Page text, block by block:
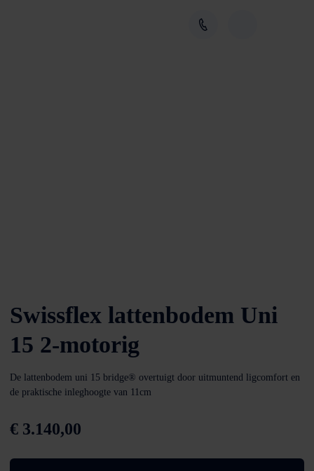
Swissflex lattenbodem Uni
15 2-motorig
De lattenbodem uni 15 bridge® overtuigt door uitmuntend ligcomfort en
de praktische inleghoogte van 11cm
€ 3.140,00